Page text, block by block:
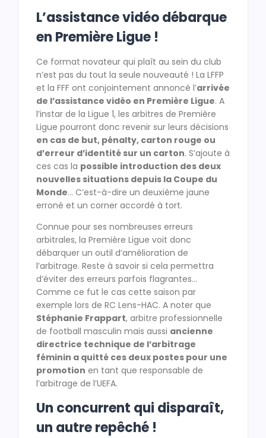
L’assistance vidéo débarque
en Première Ligue !
Ce format novateur qui plaît au sein du club
n’est pas du tout la seule nouveauté ! La LFFP
et la FFF ont conjointement annoncé l’arrivée
de l’assistance vidéo en Première Ligue. A
l’instar de la Ligue 1, les arbitres de Première
Ligue pourront donc revenir sur leurs décisions
en cas de but, pénalty, carton rouge ou
d’erreur d’identité sur un carton. S’ajoute à
ces cas la possible introduction des deux
nouvelles situations depuis la Coupe du
Monde… C’est-à-dire un deuxième jaune
erroné et un corner accordé à tort.
Connue pour ses nombreuses erreurs
arbitrales, la Première Ligue voit donc
débarquer un outil d’amélioration de
l’arbitrage. Reste à savoir si cela permettra
d’éviter des erreurs parfois flagrantes…
Comme ce fut le cas cette saison par
exemple lors de RC Lens-HAC. A noter que
Stéphanie Frappart, arbitre professionnelle
de football masculin mais aussi ancienne
directrice technique de l’arbitrage
féminin a quitté ces deux postes pour une
promotion en tant que responsable de
l’arbitrage de l’UEFA.
Un concurrent qui disparaît,
un autre repêché !